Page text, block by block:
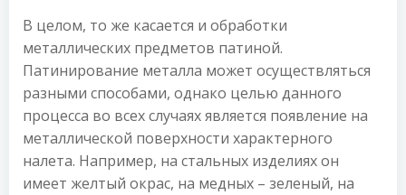
В целом, то же касается и обработки
металлических предметов патиной.
Патинирование металла может осуществляться
разными способами, однако целью данного
процесса во всех случаях является появление на
металлической поверхности характерного
налета. Например, на стальных изделиях он
имеет желтый окрас, на медных – зеленый, на